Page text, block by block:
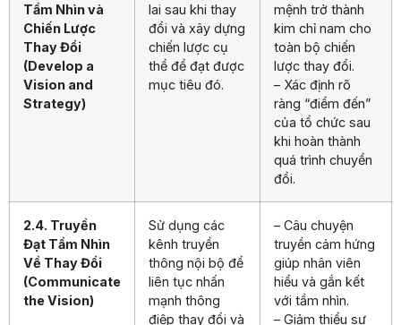
Tầm Nhìn và
Chiến Lược
Thay Đổi
(Develop a
Vision and
Strategy)
lai sau khi thay
đổi và xây dựng
chiến lược cụ
thể để đạt được
mục tiêu đó.
mệnh trở thành
kim chỉ nam cho
toàn bộ chiến
lược thay đổi.
– Xác định rõ
ràng “điểm đến”
của tổ chức sau
khi hoàn thành
quá trình chuyển
đổi.
2.4. Truyền
Đạt Tầm Nhìn
Về Thay Đổi
(Communicate
the Vision)
Sử dụng các
kênh truyền
thông nội bộ để
liên tục nhấn
mạnh thông
điệp thay đổi và
– Câu chuyện
truyền cảm hứng
giúp nhân viên
hiểu và gắn kết
với tầm nhìn.
– Giảm thiểu sự